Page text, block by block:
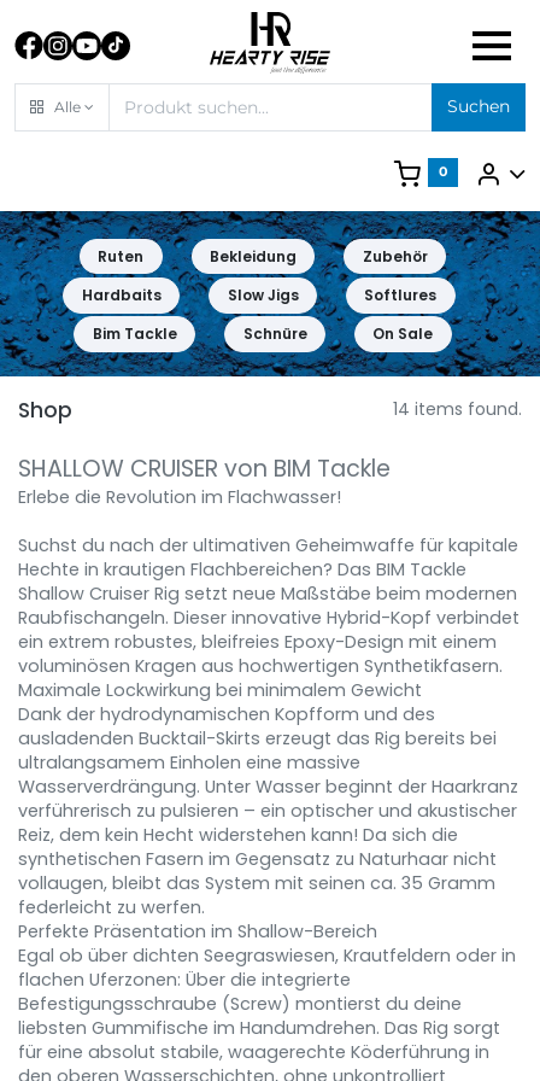
Alle Suchen
0
Ruten Bekleidung
Zubehör
Hardbaits
Slow Jigs
Softlures
Bim Tackle
Schnüre On Sale
Shop 14 items found.
SHALLOW CRUISER von BIM Tackle
Erlebe die Revolution im Flachwasser!
Suchst du nach der ultimativen Geheimwaffe für kapitale
Hechte in krautigen Flachbereichen? Das BIM Tackle
Shallow Cruiser Rig setzt neue Maßstäbe beim modernen
Raubfischangeln. Dieser innovative Hybrid-Kopf verbindet
ein extrem robustes, bleifreies Epoxy-Design mit einem
voluminösen Kragen aus hochwertigen Synthetikfasern.
Maximale Lockwirkung bei minimalem Gewicht
Dank der hydrodynamischen Kopfform und des
ausladenden Bucktail-Skirts erzeugt das Rig bereits bei
ultralangsamem Einholen eine massive
Wasserverdrängung. Unter Wasser beginnt der Haarkranz
verführerisch zu pulsieren – ein optischer und akustischer
Reiz, dem kein Hecht widerstehen kann! Da sich die
synthetischen Fasern im Gegensatz zu Naturhaar nicht
vollaugen, bleibt das System mit seinen ca. 35 Gramm
federleicht zu werfen.
Perfekte Präsentation im Shallow-Bereich
Egal ob über dichten Seegraswiesen, Krautfeldern oder in
flachen Uferzonen: Über die integrierte
Befestigungsschraube (Screw) montierst du deine
liebsten Gummifische im Handumdrehen. Das Rig sorgt
für eine absolut stabile, waagerechte Köderführung in
den oberen Wasserschichten, ohne unkontrolliert